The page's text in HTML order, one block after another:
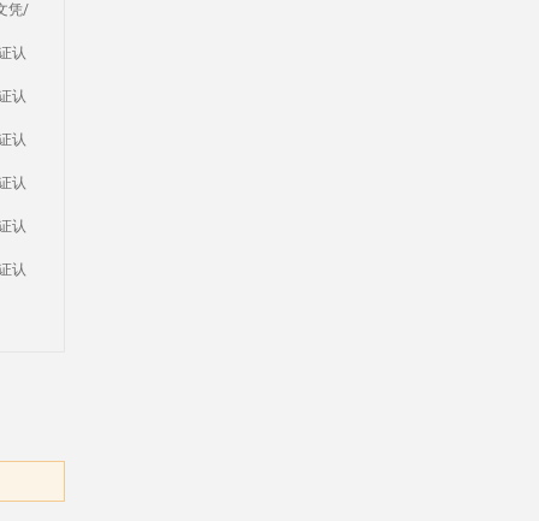
凭/
认
认
认
认
认
认